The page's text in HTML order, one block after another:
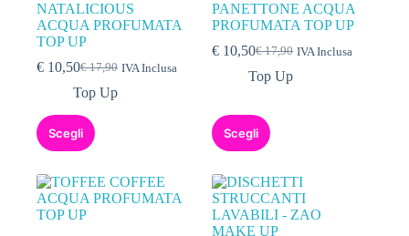
NATALICIOUS
ACQUA PROFUMATA
TOP UP
€17,90
€ 10,50 IVA Inclusa
Top Up
Scegli
PANETTONE ACQUA
PROFUMATA TOP UP
€17,90
€ 10,50 IVA Inclusa
Top Up
Scegli